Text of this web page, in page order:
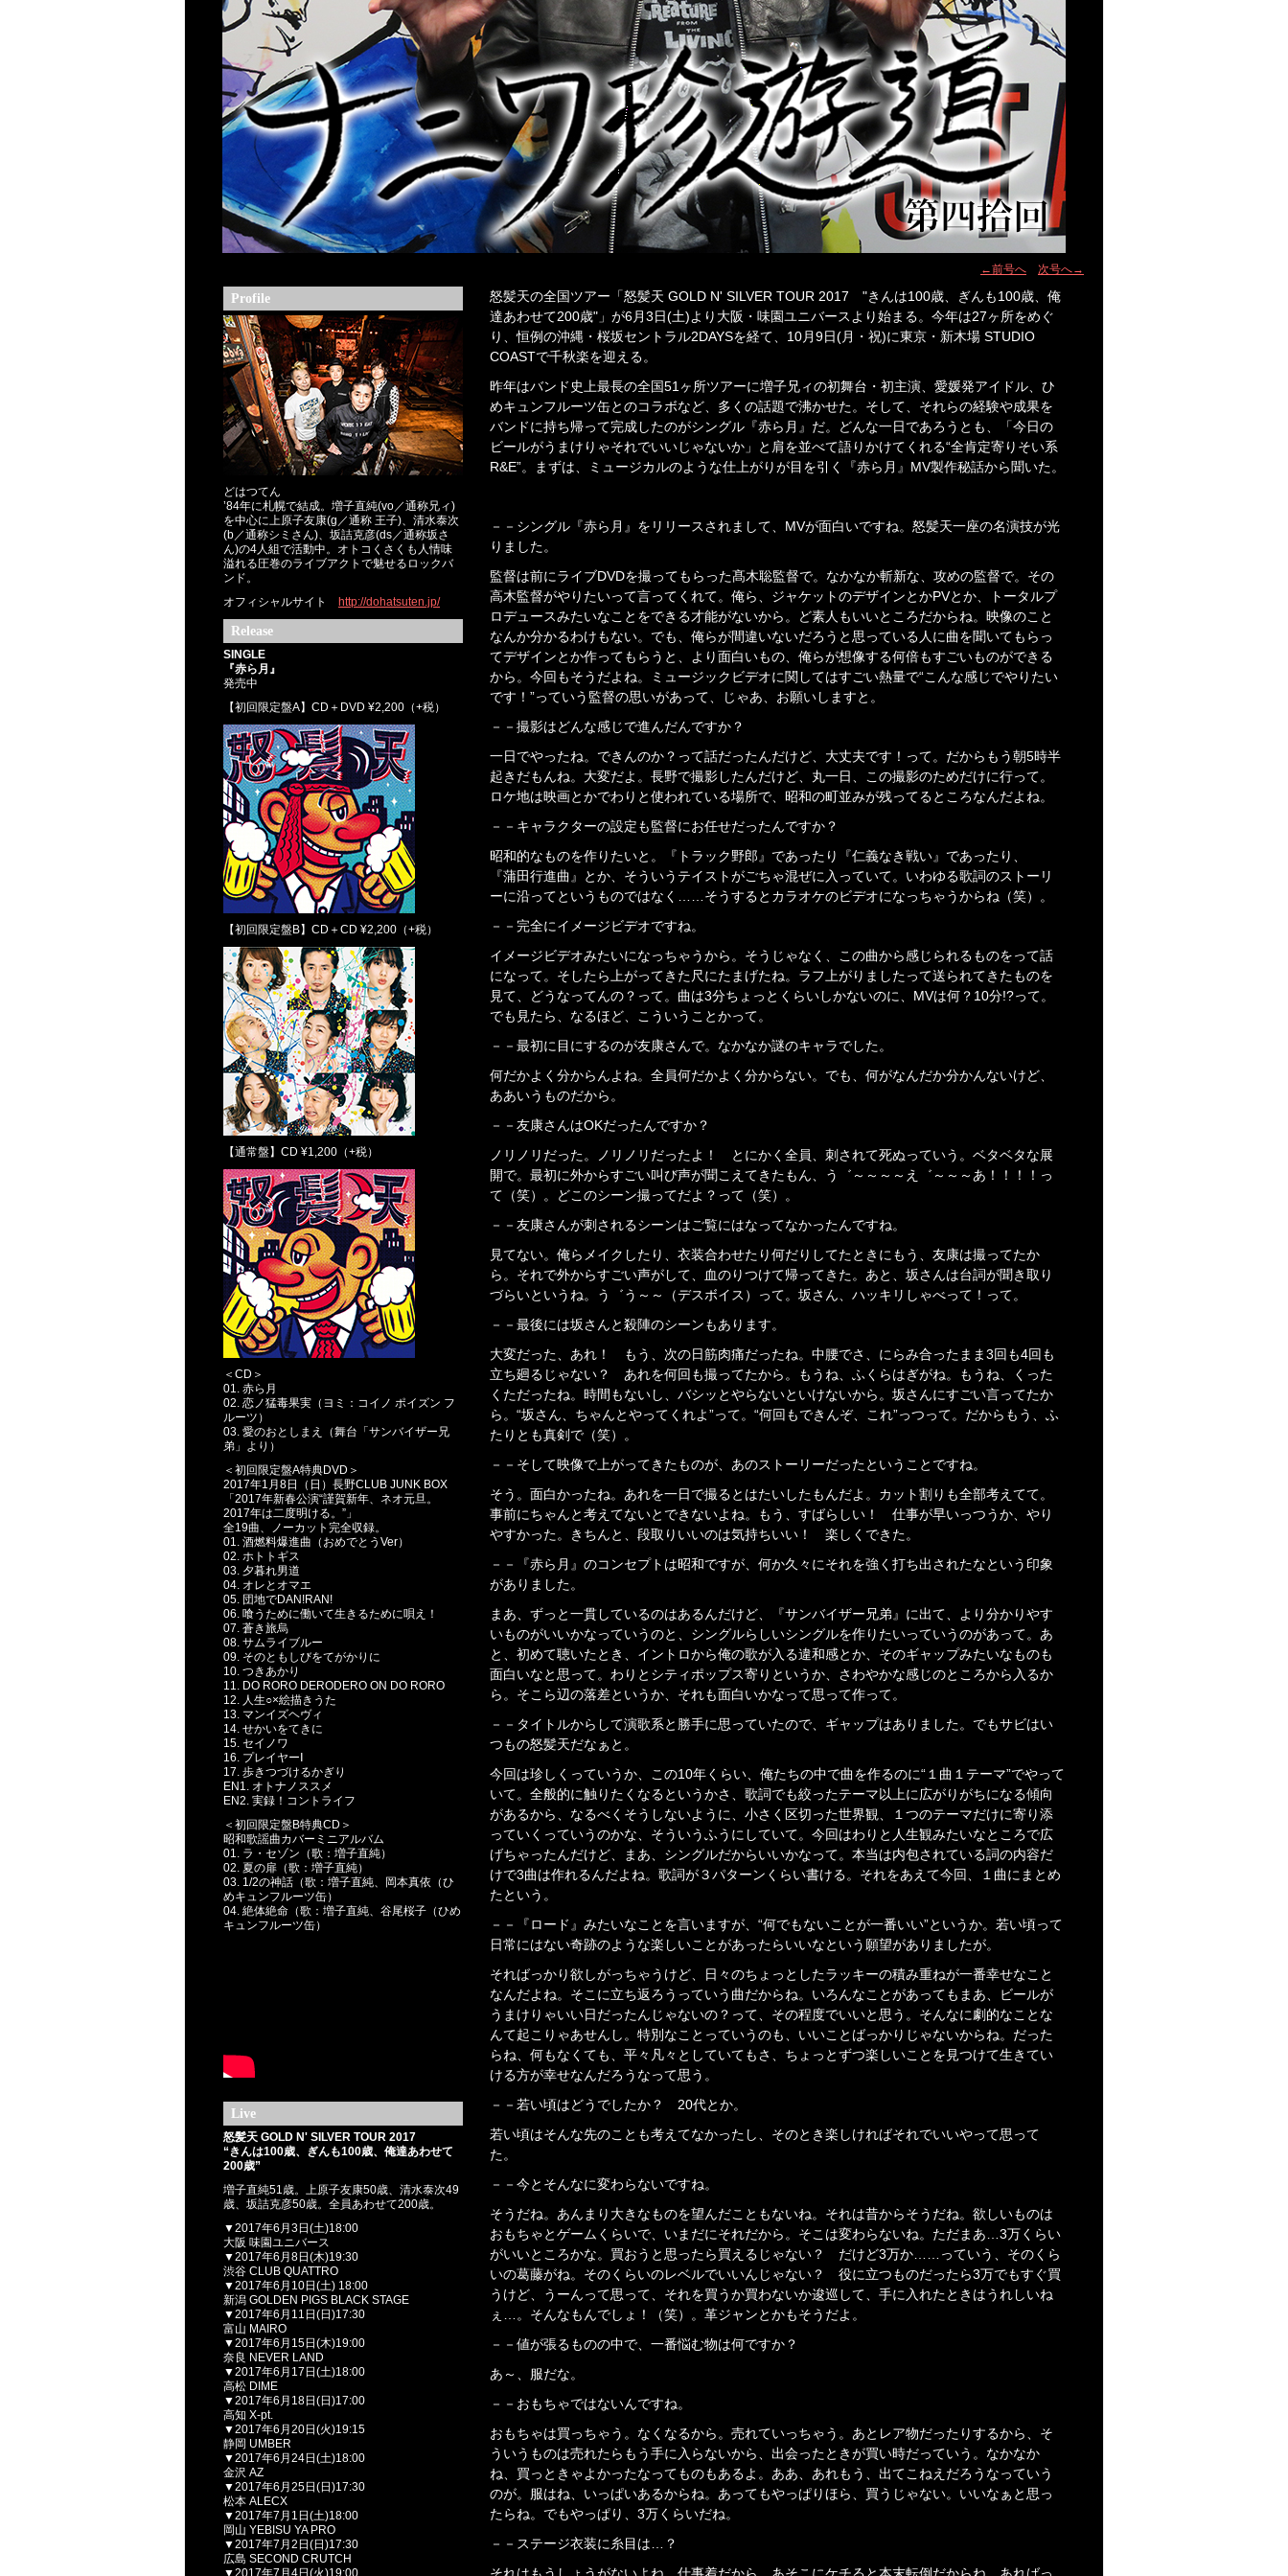
←前号へ 次号へ→
怒髪天の全国ツアー「怒髪天 GOLD N' SILVER TOUR 2017 "きんは100歳、ぎんも100歳、俺
達あわせて200歳"」が6月3日(土)より大阪・味園ユニバースより始まる。今年は27ヶ所をめぐ
り、恒例の沖縄・桜坂セントラル2DAYSを経て、10月9日(月・祝)に東京・新木場 STUDIO
COASTで千秋楽を迎える。
昨年はバンド史上最長の全国51ヶ所ツアーに増子兄ィの初舞台・初主演、愛媛発アイドル、ひ
めキュンフルーツ缶とのコラボなど、多くの話題で沸かせた。そして、それらの経験や成果を
バンドに持ち帰って完成したのがシングル『赤ら月』だ。どんな一日であろうとも、「今日の
ビールがうまけりゃそれでいいじゃないか」と肩を並べて語りかけてくれる“全肯定寄りそい系
R&E”。まずは、ミュージカルのような仕上がりが目を引く『赤ら月』MV製作秘話から聞いた。
－－シングル『赤ら月』をリリースされまして、MVが面白いですね。怒髪天一座の名演技が光
りました。
監督は前にライブDVDを撮ってもらった髙木聡監督で。なかなか斬新な、攻めの監督で。その
高木監督がやりたいって言ってくれて。俺ら、ジャケットのデザインとかPVとか、トータルプ
ロデュースみたいなことをできる才能がないから。ど素人もいいところだからね。映像のこと
なんか分かるわけもない。でも、俺らが間違いないだろうと思っている人に曲を聞いてもらっ
てデザインとか作ってもらうと、より面白いもの、俺らが想像する何倍もすごいものができる
から。今回もそうだよね。ミュージックビデオに関してはすごい熱量で“こんな感じでやりたい
です！”っていう監督の思いがあって、じゃあ、お願いしますと。
－－撮影はどんな感じで進んだんですか？
一日でやったね。できんのか？って話だったんだけど、大丈夫です！って。だからもう朝5時半
起きだもんね。大変だよ。長野で撮影したんだけど、丸一日、この撮影のためだけに行って。
ロケ地は映画とかでわりと使われている場所で、昭和の町並みが残ってるところなんだよね。
－－キャラクターの設定も監督にお任せだったんですか？
昭和的なものを作りたいと。『トラック野郎』であったり『仁義なき戦い』であったり、
『蒲田行進曲』とか、そういうテイストがごちゃ混ぜに入っていて。いわゆる歌詞のストーリ
ーに沿ってというものではなく……そうするとカラオケのビデオになっちゃうからね（笑）。
－－完全にイメージビデオですね。
イメージビデオみたいになっちゃうから。そうじゃなく、この曲から感じられるものをって話
になって。そしたら上がってきた尺にたまげたね。ラフ上がりましたって送られてきたものを
見て、どうなってんの？って。曲は3分ちょっとくらいしかないのに、MVは何？10分!?って。
でも見たら、なるほど、こういうことかって。
－－最初に目にするのが友康さんで。なかなか謎のキャラでした。
何だかよく分からんよね。全員何だかよく分からない。でも、何がなんだか分かんないけど、
ああいうものだから。
－－友康さんはOKだったんですか？
ノリノリだった。ノリノリだったよ！ とにかく全員、刺されて死ぬっていう。ベタベタな展
開で。最初に外からすごい叫び声が聞こえてきたもん、う゛～～～～え゛～～～あ！！！！っ
て（笑）。どこのシーン撮ってだよ？って（笑）。
－－友康さんが刺されるシーンはご覧にはなってなかったんですね。
見てない。俺らメイクしたり、衣装合わせたり何だりしてたときにもう、友康は撮ってたか
ら。それで外からすごい声がして、血のりつけて帰ってきた。あと、坂さんは台詞が聞き取り
づらいというね。う゛う～～（デスボイス）って。坂さん、ハッキリしゃべって！って。
－－最後には坂さんと殺陣のシーンもあります。
大変だった、あれ！ もう、次の日筋肉痛だったね。中腰でさ、にらみ合ったまま3回も4回も
立ち廻るじゃない？ あれを何回も撮ってたから。もうね、ふくらはぎがね。もうね、くった
くただったね。時間もないし、バシッとやらないといけないから。坂さんにすごい言ってたか
ら。“坂さん、ちゃんとやってくれよ”って。“何回もできんぞ、これ”っつって。だからもう、ふ
たりとも真剣で（笑）。
－－そして映像で上がってきたものが、あのストーリーだったということですね。
そう。面白かったね。あれを一日で撮るとはたいしたもんだよ。カット割りも全部考えてて。
事前にちゃんと考えてないとできないよね。もう、すばらしい！ 仕事が早いっつうか、やり
やすかった。きちんと、段取りいいのは気持ちいい！ 楽しくできた。
－－『赤ら月』のコンセプトは昭和ですが、何か久々にそれを強く打ち出されたなという印象
がありました。
まあ、ずっと一貫しているのはあるんだけど、『サンバイザー兄弟』に出て、より分かりやす
いものがいいかなっていうのと、シングルらしいシングルを作りたいっていうのがあって。あ
と、初めて聴いたとき、イントロから俺の歌が入る違和感とか、そのギャップみたいなものも
面白いなと思って。わりとシティポップス寄りというか、さわやかな感じのところから入るか
ら。そこら辺の落差というか、それも面白いかなって思って作って。
－－タイトルからして演歌系と勝手に思っていたので、ギャップはありました。でもサビはい
つもの怒髪天だなぁと。
今回は珍しくっていうか、この10年くらい、俺たちの中で曲を作るのに“１曲１テーマ”でやって
いて。全般的に触りたくなるというかさ、歌詞でも絞ったテーマ以上に広がりがちになる傾向
があるから、なるべくそうしないように、小さく区切った世界観、１つのテーマだけに寄り添
っていくっていうのかな、そういうふうにしていて。今回はわりと人生観みたいなところで広
げちゃったんだけど、まあ、シングルだからいいかなって。本当は内包されている詞の内容だ
けで3曲は作れるんだよね。歌詞が３パターンくらい書ける。それをあえて今回、１曲にまとめ
たという。
－－『ロード』みたいなことを言いますが、“何でもないことが一番いい”というか。若い頃って
日常にはない奇跡のような楽しいことがあったらいいなという願望がありましたが。
そればっかり欲しがっちゃうけど、日々のちょっとしたラッキーの積み重ねが一番幸せなこと
なんだよね。そこに立ち返ろうっていう曲だからね。いろんなことがあってもまあ、ビールが
うまけりゃいい日だったんじゃないの？って、その程度でいいと思う。そんなに劇的なことな
んて起こりゃあせんし。特別なことっていうのも、いいことばっかりじゃないからね。だった
らね、何もなくても、平々凡々としていてもさ、ちょっとずつ楽しいことを見つけて生きてい
ける方が幸せなんだろうなって思う。
－－若い頃はどうでしたか？ 20代とか。
若い頃はそんな先のことも考えてなかったし、そのとき楽しければそれでいいやって思って
た。
－－今とそんなに変わらないですね。
そうだね。あんまり大きなものを望んだこともないね。それは昔からそうだね。欲しいものは
おもちゃとゲームくらいで、いまだにそれだから。そこは変わらないね。ただまあ…3万くらい
がいいところかな。買おうと思ったら買えるじゃない？ だけど3万か……っていう、そのくら
いの葛藤がね。そのくらいのレベルでいいんじゃない？ 役に立つものだったら3万でもすぐ買
うけど、うーんって思って、それを買うか買わないか逡巡して、手に入れたときはうれしいね
ぇ…。そんなもんでしょ！（笑）。革ジャンとかもそうだよ。
－－値が張るものの中で、一番悩む物は何ですか？
あ～、服だな。
－－おもちゃではないんですね。
おもちゃは買っちゃう。なくなるから。売れていっちゃう。あとレア物だったりするから、そ
ういうものは売れたらもう手に入らないから、出会ったときが買い時だっていう。なかなか
ね、買っときゃよかったなってものもあるよ。ああ、あれもう、出てこねえだろうなっていう
のが。服はね、いっぱいあるからね。あってもやっぱりほら、買うじゃない。いいなぁと思っ
たらね。でもやっぱり、3万くらいだね。
－－ステージ衣装に糸目は…？
Profile
どはつてん
’84年に札幌で結成。増子直純(vo／通称兄ィ)
を中心に上原子友康(g／通称 王子)、清水泰次
(b／通称シミさん)、坂詰克彦(ds／通称坂さ
ん)の4人組で活動中。オトコくさくも人情味
溢れる圧巻のライブアクトで魅せるロックバ
ンド。
オフィシャルサイト http://dohatsuten.jp/
Release
SINGLE
『赤ら月』
発売中
【初回限定盤A】CD＋DVD ¥2,200（+税）
【初回限定盤B】CD＋CD ¥2,200（+税）
【通常盤】CD ¥1,200（+税）
＜CD＞
01. 赤ら月
02. 恋ノ猛毒果実（ヨミ：コイノ ポイズン フ
ルーツ）
03. 愛のおとしまえ（舞台「サンバイザー兄
弟」より）
＜初回限定盤A特典DVD＞
2017年1月8日（日）長野CLUB JUNK BOX
「2017年新春公演“謹賀新年、ネオ元旦。
2017年は二度明ける。”」
全19曲、ノーカット完全収録。
01. 酒燃料爆進曲（おめでとうVer）
02. ホトトギス
03. 夕暮れ男道
04. オレとオマエ
05. 団地でDAN!RAN!
06. 喰うために働いて生きるために唄え！
07. 蒼き旅烏
08. サムライブルー
09. そのともしびをてがかりに
10. つきあかり
11. DO RORO DERODERO ON DO RORO
12. 人生○×絵描きうた
13. マンイズヘヴィ
14. せかいをてきに
15. セイノワ
16. プレイヤーⅠ
17. 歩きつづけるかぎり
EN1. オトナノススメ
EN2. 実録！コントライフ
＜初回限定盤B特典CD＞
昭和歌謡曲カバーミニアルバム
01. ラ・セゾン（歌：増子直純）
02. 夏の扉（歌：増子直純）
03. 1/2の神話（歌：増子直純、岡本真依（ひ
めキュンフルーツ缶）
04. 絶体絶命（歌：増子直純、谷尾桜子（ひめ
キュンフルーツ缶）
Live
怒髪天 GOLD N' SILVER TOUR 2017
“きんは100歳、ぎんも100歳、俺達あわせて
200歳”
増子直純51歳。上原子友康50歳、清水泰次49
歳、坂詰克彦50歳。全員あわせて200歳。
▼2017年6月3日(土)18:00
大阪 味園ユニバース
▼2017年6月8日(木)19:30
渋谷 CLUB QUATTRO
▼2017年6月10日(土) 18:00
新潟 GOLDEN PIGS BLACK STAGE
▼2017年6月11日(日)17:30
富山 MAIRO
▼2017年6月15日(木)19:00
奈良 NEVER LAND
▼2017年6月17日(土)18:00
高松 DIME
▼2017年6月18日(日)17:00
高知 X-pt.
▼2017年6月20日(火)19:15
静岡 UMBER
▼2017年6月24日(土)18:00
金沢 AZ
▼2017年6月25日(日)17:30
松本 ALECX
▼2017年7月1日(土)18:00
岡山 YEBISU YA PRO
▼2017年7月2日(日)17:30
広島 SECOND CRUTCH
▼2017年7月4日(火)19:00